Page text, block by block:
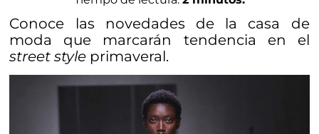
Conoce las novedades de la casa de
moda que marcarán tendencia en el
street style primaveral.